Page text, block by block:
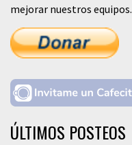
mejorar nuestros equipos.
ÚLTIMOS POSTEOS